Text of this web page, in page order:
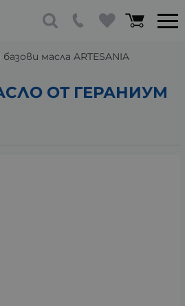
масла ARTESANIA
ОТ ГЕРАНИУМ